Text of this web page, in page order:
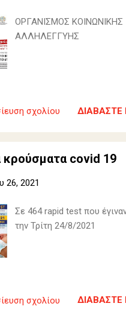
ΟΡΓΑΝΙΣΜΟΣ
ΑΛΛΗΛΕΓΓΥΗΣ
σχολίου ΔΙΑΒΆΣΤΕ
κρούσματα covid 19
26, 2021
Σε 464 rapid test που
την Τρίτη 24/8/2021
σχολίου ΔΙΑΒΆΣΤΕ